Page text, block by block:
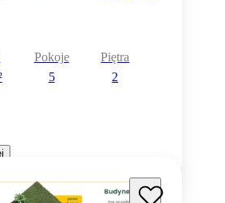
Pokoje
5
Piętra
2